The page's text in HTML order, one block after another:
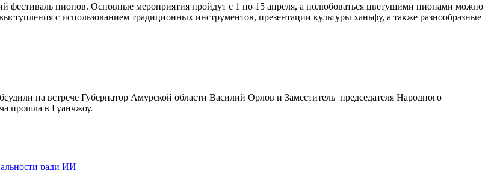
фестиваль пионов. Основные мероприятия пройдут с 1 по 15 апреля, а полюбоваться цветущими пионами можно
с использованием традиционных инструментов, презентации культуры ханьфу, а также разнообразные
на встрече Губернатор Амурской области Василий Орлов и Заместитель председателя Народного
прошла в Гуанчжоу.
ради ИИ